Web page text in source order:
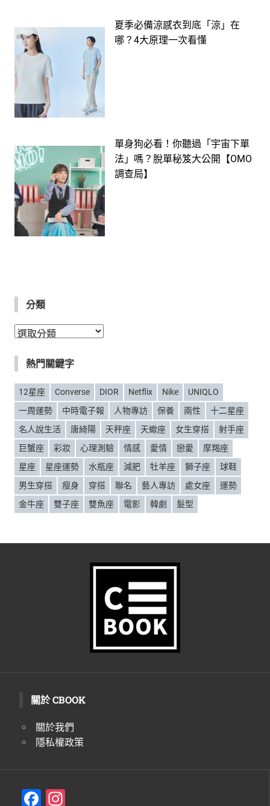
夏季必備涼感衣到底「涼」在
哪？4大原理一次看懂
單身狗必看！你聽過「宇宙下單
法」嗎？脫單秘笈大公開【OMO
調查局】
分類
分
熱門關鍵字
12星座 Converse DIOR Netflix Nike
UNIQLO
一周運勢
中時電子報 人物專訪 保養 兩性
十二星座
名人說生活
唐綺陽 天秤座 天蠍座 女生穿搭
射手座
巨蟹座
彩妝 心理測驗 情感 愛情 戀愛
摩羯座
星座
星座運勢 水瓶座 減肥 牡羊座 獅子座
球鞋
男生穿搭
瘦身 穿搭 聯名 藝人專訪 處女座
運勢
金牛座
雙子座 雙魚座 電影 韓劇 髮型
關於 CBOOK
關於我們
隱私權政策
F